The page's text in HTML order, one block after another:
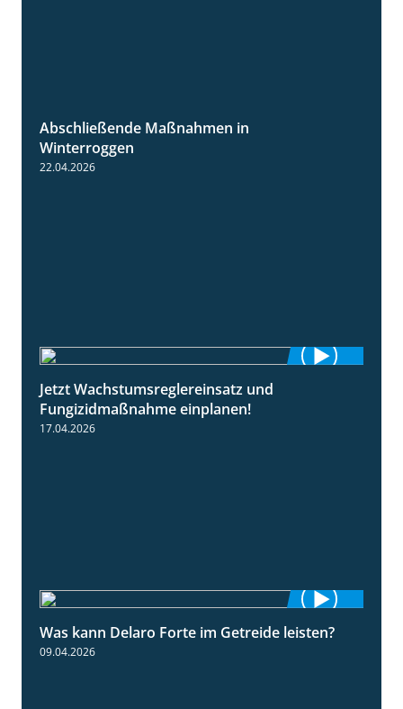
Abschließende Maßnahmen in
Winterroggen
22.04.2026
Jetzt Wachstumsreglereinsatz und
Fungizidmaßnahme einplanen!
17.04.2026
2:43
Was kann Delaro Forte im Getreide leisten?
09.04.2026